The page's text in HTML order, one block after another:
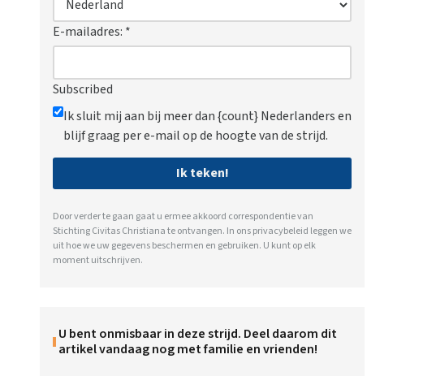
E-mailadres: *
Subscribed
Ik sluit mij aan bij meer dan {count} Nederlanders en
blijf graag per e-mail op de hoogte van de strijd.
Ik teken!
Door verder te gaan gaat u ermee akkoord correspondentie van
Stichting Civitas Christiana te ontvangen. In onsprivacybeleid leggen we
uit hoe we uw gegevens beschermen en gebruiken. U kunt op elk
moment uitschrijven.
U bent onmisbaar in deze strijd. Deel daarom dit
artikel vandaag nog met familie en vrienden!